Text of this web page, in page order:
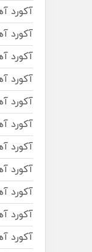
آکورد
آکورد
آکورد
آکورد
آکورد
آکورد
آکورد
آکورد
آکورد
آکورد
آکورد